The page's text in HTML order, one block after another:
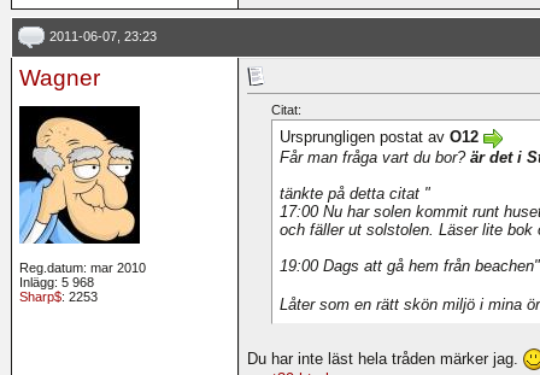
2011-06-07, 23:23
Wagner
Reg.datum: mar 2010
Inlägg: 5 968
Sharp$: 2253
Citat:
Ursprungligen postat av O12
Får man fråga vart du bor? är det i
tänkte på detta citat "
17:00 Nu har solen kommit runt
och fäller ut solstolen. Läser lite
19:00 Dags att gå hem från beachen"
Låter som en rätt skön miljö i mina
Du har inte läst hela tråden märker jag.